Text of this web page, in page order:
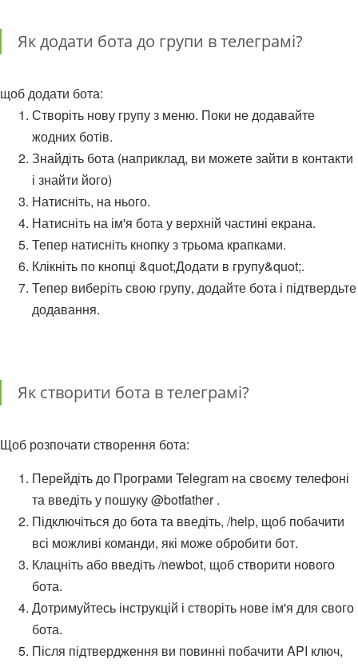
Як додати бота до групи в телеграмі?
щоб додати бота:
Створіть нову групу з меню. Поки не додавайте
жодних ботів.
Знайдіть бота (наприклад, ви можете зайти в контакти
і знайти його)
Натисніть, на нього.
Натисніть на ім'я бота у верхній частині екрана.
Тепер натисніть кнопку з трьома крапками.
Клікніть по кнопці &quot;Додати в групу&quot;.
Тепер виберіть свою групу, додайте бота і підтвердьте
додавання.
Як створити бота в телеграмі?
Щоб розпочати створення бота:
Перейдіть до Програми Telegram на своєму телефоні
та введіть у пошуку @botfather .
Підключіться до бота та введіть, /help, щоб побачити
всі можливі команди, які може обробити бот.
Клацніть або введіть /newbot, щоб створити нового
бота.
Дотримуйтесь інструкцій і створіть нове ім'я для свого
бота.
Після підтвердження ви повинні побачити API ключ,